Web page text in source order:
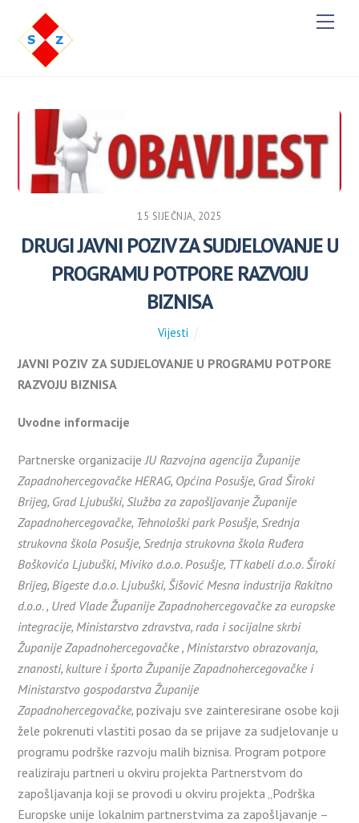
M
e
15 SIJEČNJA, 2025
DRUGI JAVNI POZIV ZA SUDJELOVANJE U
PROGRAMU POTPORE RAZVOJU
BIZNISA
Vijesti
JAVNI POZIV ZA SUDJELOVANJE U PROGRAMU POTPORE
RAZVOJU BIZNISA
Uvodne informacije
Partnerske organizacije JU Razvojna agencija Županije
Zapadnohercegovačke HERAG, Općina Posušje, Grad Široki
Brijeg, Grad Ljubuški, Služba za zapošljavanje Županije
Zapadnohercegovačke, Tehnološki park Posušje, Srednja
strukovna škola Posušje, Srednja strukovna škola Ruđera
Boškovića Ljubuški, Miviko d.o.o. Posušje, TT kabeli d.o.o. Široki
Brijeg, Bigeste d.o.o. Ljubuški, Šišović Mesna industrija Rakitno
d.o.o. , Ured Vlade Županije Zapadnohercegovačke za europske
integracije, Ministarstvo zdravstva, rada i socijalne skrbi
Županije Zapadnohercegovačke , Ministarstvo obrazovanja,
znanosti, kulture i športa Županije Zapadnohercegovačke i
Ministarstvo gospodarstva Županije
Zapadnohercegovačke,pozivaju sve zainteresirane osobe koji
žele pokrenuti vlastiti posao da se prijave za sudjelovanje u
programu podrške razvoju malih biznisa. Program potpore
realiziraju partneri u okviru projekta Partnerstvom do
zapošljavanja koji se provodi u okviru projekta „Podrška
Europske unije lokalnim partnerstvima za zapošljavanje –